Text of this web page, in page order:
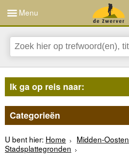
Menu
Ik ga op reis naar:
Categorieën
U bent hier: Home Midden-Oosten
Stadsplattegronden